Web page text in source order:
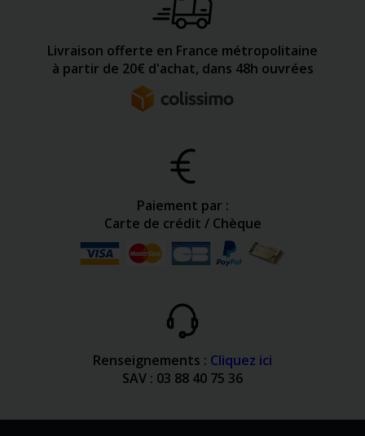
Livraison offerte en France métropolitaine
à partir de 20€ d'achat, dans 48h ouvrées
Paiement par :
Carte de crédit / Chèque
Renseignements : Cliquez ici
SAV : 03 88 40 75 36